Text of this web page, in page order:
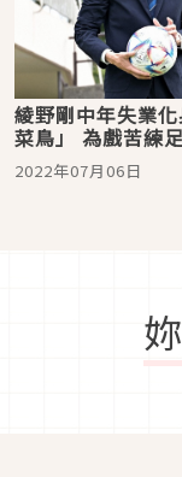
綾野剛中年失業
菜鳥」 為戲苦練
月！ friDay影音夏
大獨佔日劇熱血開
2022年07月06日